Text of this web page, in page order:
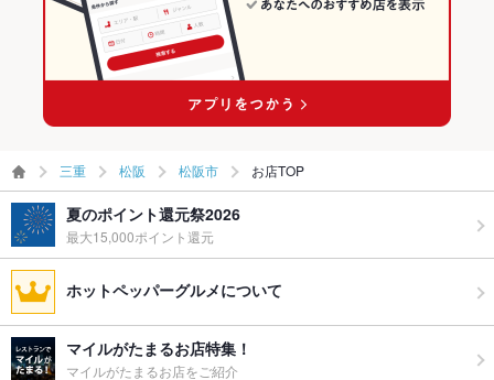
三重 松阪 松阪市 お店TOP
夏のポイント還元祭2026
最大15,000ポイント還元
ホットペッパーグルメについて
マイルがたまるお店特集！
マイルがたまるお店をご紹介